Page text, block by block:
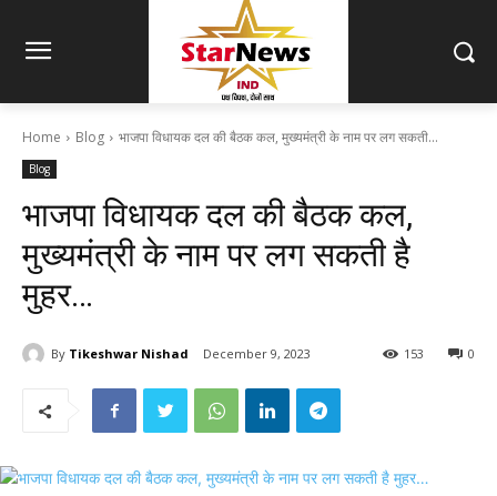
Home Blog भाजपा विधायक दल की बैठक कल, मुख्यमंत्री के नाम पर लग सकती...
Blog
भाजपा विधायक दल की बैठक कल,
मुख्यमंत्री के नाम पर लग सकती है
मुहर…
By Tikeshwar Nishad December 9, 2023 0
153